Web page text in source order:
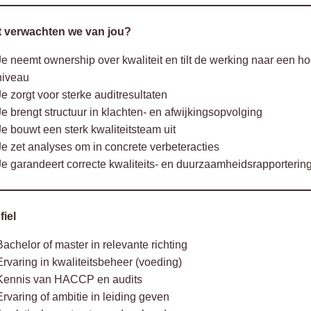
verwachten we van jou?
neemt ownership over kwaliteit en tilt de werking naar een
zorgt voor sterke auditresultaten
brengt structuur in klachten- en afwijkingsopvolging
bouwt een sterk kwaliteitsteam uit
zet analyses om in concrete verbeteracties
garandeert correcte kwaliteits- en
of master in relevante richting
in kwaliteitsbeheer (voeding)
van HACCP en audits
of ambitie in leiding geven